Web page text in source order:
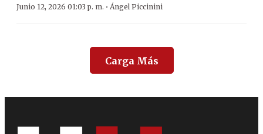
Junio 12, 2026 01:03 p. m. · Ángel Piccinini
Carga Más